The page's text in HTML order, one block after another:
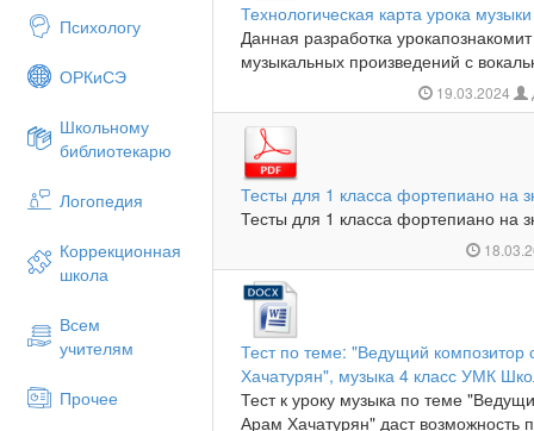
Психологу
ОРКиСЭ
Школьному
библиотекарю
Логопедия
Коррекционная
школа
Всем
учителям
Прочее
Технологическая карта урока
Данная разработка
музыкальных произведений с
19.03.2024
Тесты для 1 класса фортепиано на
Тесты для 1 класса фортепиано на
Тест по теме: "Ведущий композитор
Хачатурян", музыка 4 класс УМК
Тест к уроку музыка по теме
Арам Хачатурян" даст